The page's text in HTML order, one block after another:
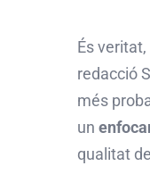
És
redacció
més
un
qualitat